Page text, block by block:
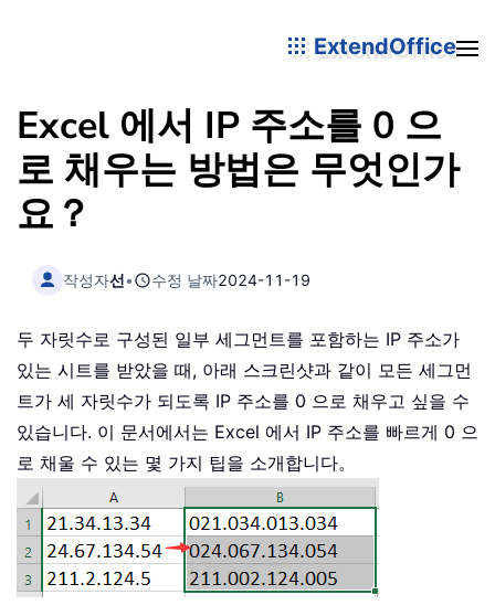
ExtendOffice
Excel 에서 IP 주소를 0 으
로 채우는 방법은 무엇인가
요？
작성자선• 수정 날짜2024-11-19
두 자릿수로 구성된 일부 세그먼트를 포함하는 IP 주소가
있는 시트를 받았을 때, 아래 스크린샷과 같이 모든 세그먼
트가 세 자릿수가 되도록 IP 주소를 0 으로 채우고 싶을 수
있습니다. 이 문서에서는 Excel 에서 IP 주소를 빠르게 0 으
로 채울 수 있는 몇 가지 팁을 소개합니다。